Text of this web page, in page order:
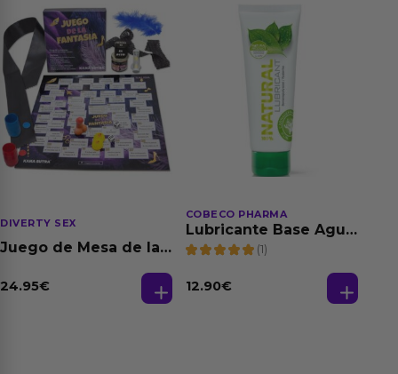
DIVERTY SEX
Juego de Mesa de las
24.95€
COBECO PHARMA
Lubricante Base Agua
100% Natural 125 ml
(1)
12.90€